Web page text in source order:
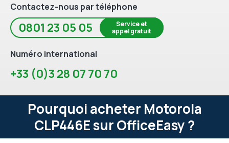
Contactez-nous par téléphone
0801 23 05 05
Service et
appel gratuit
Numéro international
+33 (0)3 28 07 70 70
Pourquoi acheter Motorola
CLP446E sur OfficeEasy ?